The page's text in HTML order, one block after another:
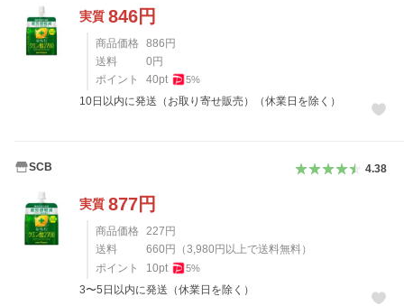
実質 846円
商品価格 886 円
送料
0 円
ポイント
40pt 5%
10日以内に発送（お取り寄せ販売）（休業日を除く）
SCB 4.38
実質 877円
商品価格 227 円
送料
660 円 （3,980 円以上で送料無料）
ポイント
10pt 5%
3〜5日以内に発送（休業日を除く）